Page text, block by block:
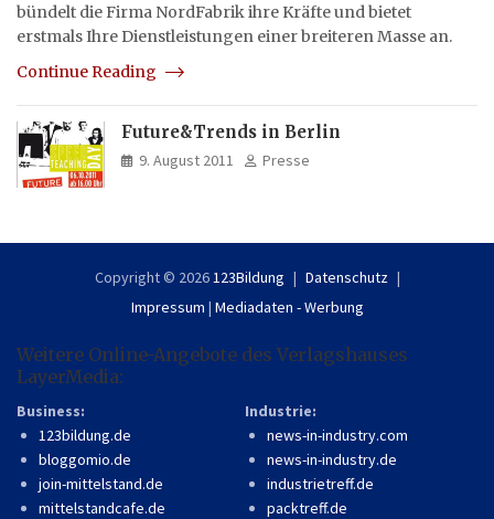
bündelt die Firma NordFabrik ihre Kräfte und bietet
erstmals Ihre Dienstleistungen einer breiteren Masse an.
Continue Reading
Future&Trends in Berlin
9. August 2011 Presse
Copyright © 2026 123Bildung
Datenschutz
Impressum | Mediadaten - Werbung
Weitere Online-Angebote des Verlagshauses
LayerMedia:
Business:
123bildung.de
bloggomio.de
join-mittelstand.de
mittelstandcafe.de
Industrie:
news-in-industry.com
news-in-industry.de
industrietreff.de
packtreff.de